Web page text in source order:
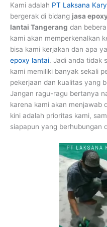
Kami adalah PT Laksana
bergerak di bidang jasa
lantai Tangerang dan
kami akan memperkenalkan
bisa kami kerjakan dan apa
epoxy lantai. Jadi anda tidak
kami memiliki banyak sekali
pekerjaan dan kualitas yang
Jangan ragu-ragu bertanya
karena kami akan menjawab
kini adalah prioritas kami,
siapapun yang berhubungan